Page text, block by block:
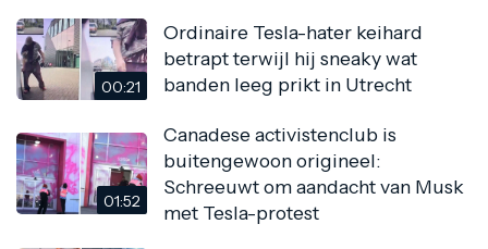
00:21
Ordinaire Tesla-hater keihard
betrapt terwijl hij sneaky wat
banden leeg prikt in Utrecht
01:52
Canadese activistenclub is
buitengewoon origineel:
Schreeuwt om aandacht van Musk
met Tesla-protest